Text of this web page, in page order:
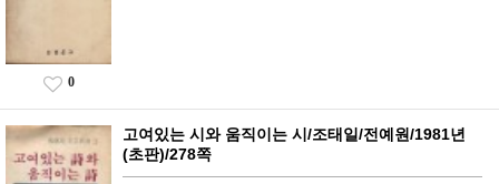
0
고여있는 시와 움직이는 시/조태일/전예원/1981년
(초판)/278쪽